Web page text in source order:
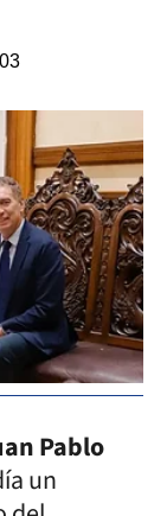
Pablo
un